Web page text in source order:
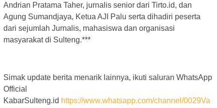
Andrian Pratama Taher, jurnalis senior dari Tirto.id, dan
Agung Sumandjaya, Ketua AJI Palu serta dihadiri peserta
dari sejumlah Jurnalis, mahasiswa dan organisasi
masyarakat di Sulteng.***
Simak update berita menarik lainnya, ikuti saluran WhatsApp
Official
KabarSulteng.id https://www.whatsapp.com/channel/0029Va